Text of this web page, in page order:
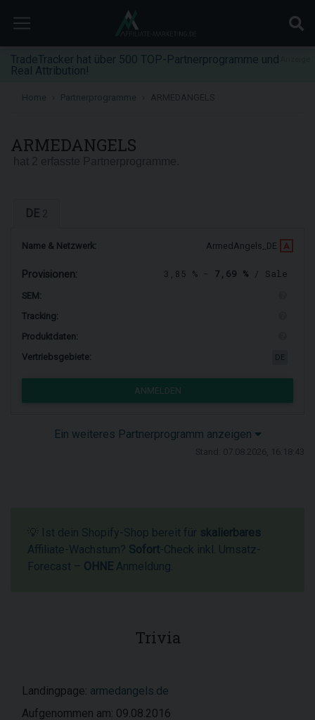
TradeTracker hat über 500 TOP-Partnerprogramme und
Real Attribution!
Home Partnerprogramme
ARMEDANGELS
DE
Name & Netzwerk: ArmedAngels_DE
Provisionen: 3,85 % - 7,69 % / Sale
SEM:
Tracking:
Produktdaten:
Vertriebsgebiete:
ANMELDEN
Ein weiteres Partnerprogramm anzeigen
💡 Ist dein Shopify-Shop bereit für skalierbares
Affiliate-Wachstum? Sofort-Check inkl. Umsatz-
Forecast – OHNE Anmeldung.
Trivia
Landingpage: armedangels.de
Aufgenommen am: 09.08.2016